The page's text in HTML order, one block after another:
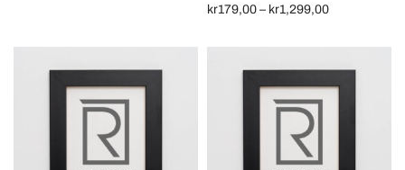
kr179,00 – kr1,299,00Price
through
kr1,299,00